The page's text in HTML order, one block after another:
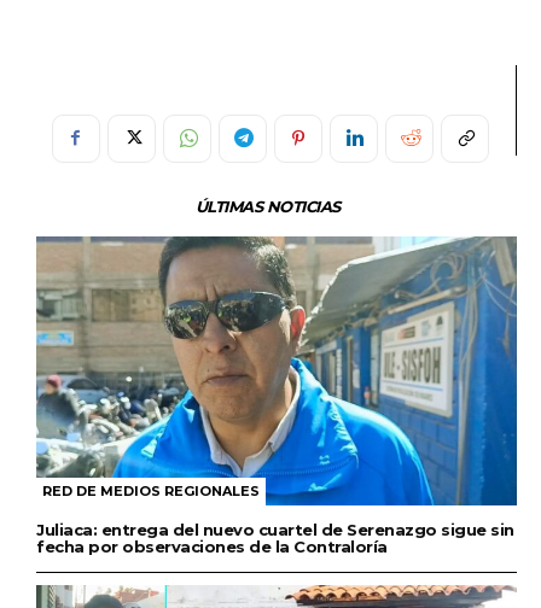
ÚLTIMAS NOTICIAS
RED DE MEDIOS REGIONALES
Juliaca: entrega del nuevo cuartel de Serenazgo sigue sin
fecha por observaciones de la Contraloría